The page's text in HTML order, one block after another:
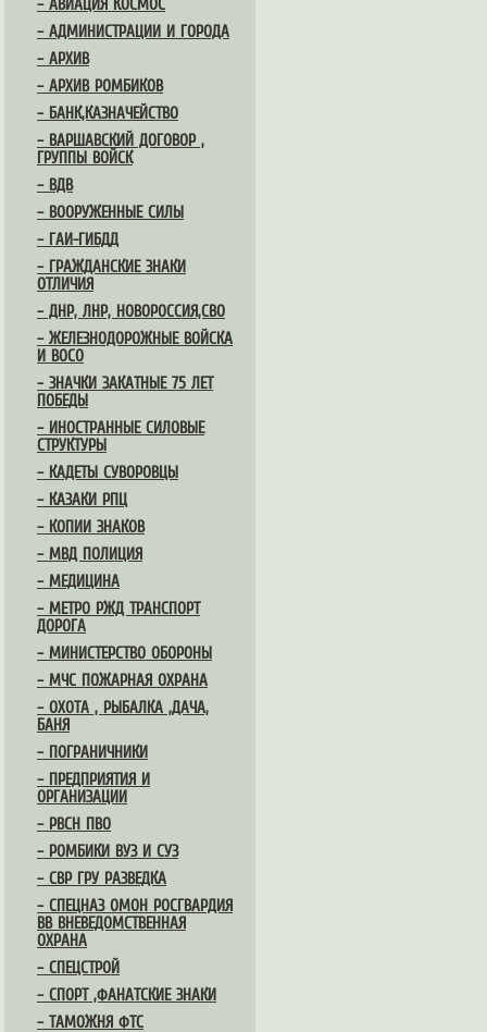
– АВИАЦИЯ КОСМОС
– АДМИНИСТРАЦИИ И ГОРОДА
– АРХИВ
– АРХИВ РОМБИКОВ
– БАНК,КАЗНАЧЕЙСТВО
– ВАРШАВСКИЙ ДОГОВОР ,
ГРУППЫ ВОЙСК
– ВДВ
– ВООРУЖЕННЫЕ СИЛЫ
– ГАИ-ГИБДД
– ГРАЖДАНСКИЕ ЗНАКИ
ОТЛИЧИЯ
– ДНР, ЛНР, НОВОРОССИЯ,СВО
– ЖЕЛЕЗНОДОРОЖНЫЕ ВОЙСКА
И ВОСО
– ЗНАЧКИ ЗАКАТНЫЕ 75 ЛЕТ
ПОБЕДЫ
– ИНОСТРАННЫЕ СИЛОВЫЕ
СТРУКТУРЫ
– КАДЕТЫ СУВОРОВЦЫ
– КАЗАКИ РПЦ
– КОПИИ ЗНАКОВ
– МВД ПОЛИЦИЯ
– МЕДИЦИНА
– МЕТРО РЖД ТРАНСПОРТ
ДОРОГА
– МИНИСТЕРСТВО ОБОРОНЫ
– МЧС ПОЖАРНАЯ ОХРАНА
– ОХОТА , РЫБАЛКА ,ДАЧА,
БАНЯ
– ПОГРАНИЧНИКИ
– ПРЕДПРИЯТИЯ И
ОРГАНИЗАЦИИ
– РВСН ПВО
– РОМБИКИ ВУЗ И СУЗ
– СВР ГРУ РАЗВЕДКА
– СПЕЦНАЗ ОМОН РОСГВАРДИЯ
ВВ ВНЕВЕДОМСТВЕННАЯ
ОХРАНА
– СПЕЦСТРОЙ
– СПОРТ ,ФАНАТСКИЕ ЗНАКИ
– ТАМОЖНЯ ФТС